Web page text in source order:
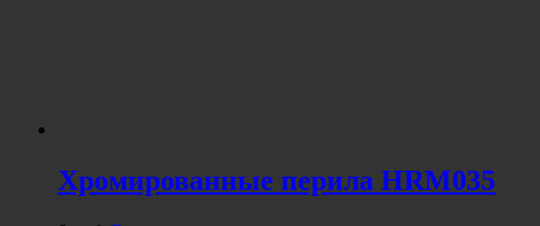
Хромированные перила HRM035